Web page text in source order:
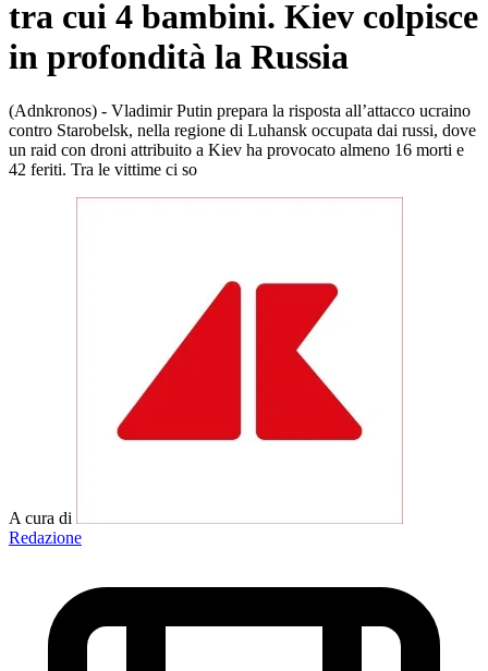
tra cui 4 bambini. Kiev colpisce
in profondità la Russia
(Adnkronos) - Vladimir Putin prepara la risposta all’attacco ucraino
contro Starobelsk, nella regione di Luhansk occupata dai russi, dove
un raid con droni attribuito a Kiev ha provocato almeno 16 morti e
42 feriti. Tra le vittime ci so
A cura di
Redazione